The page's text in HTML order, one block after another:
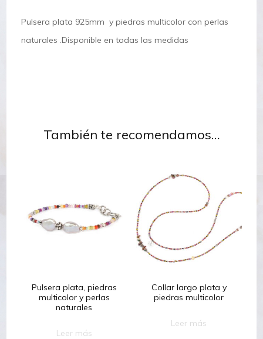
Pulsera plata 925mm y piedras multicolor con perlas
naturales .Disponible en todas las medidas
También te recomendamos…
Pulsera plata, piedras
multicolor y perlas
naturales
Leer más
Collar largo plata y
piedras multicolor
Leer más